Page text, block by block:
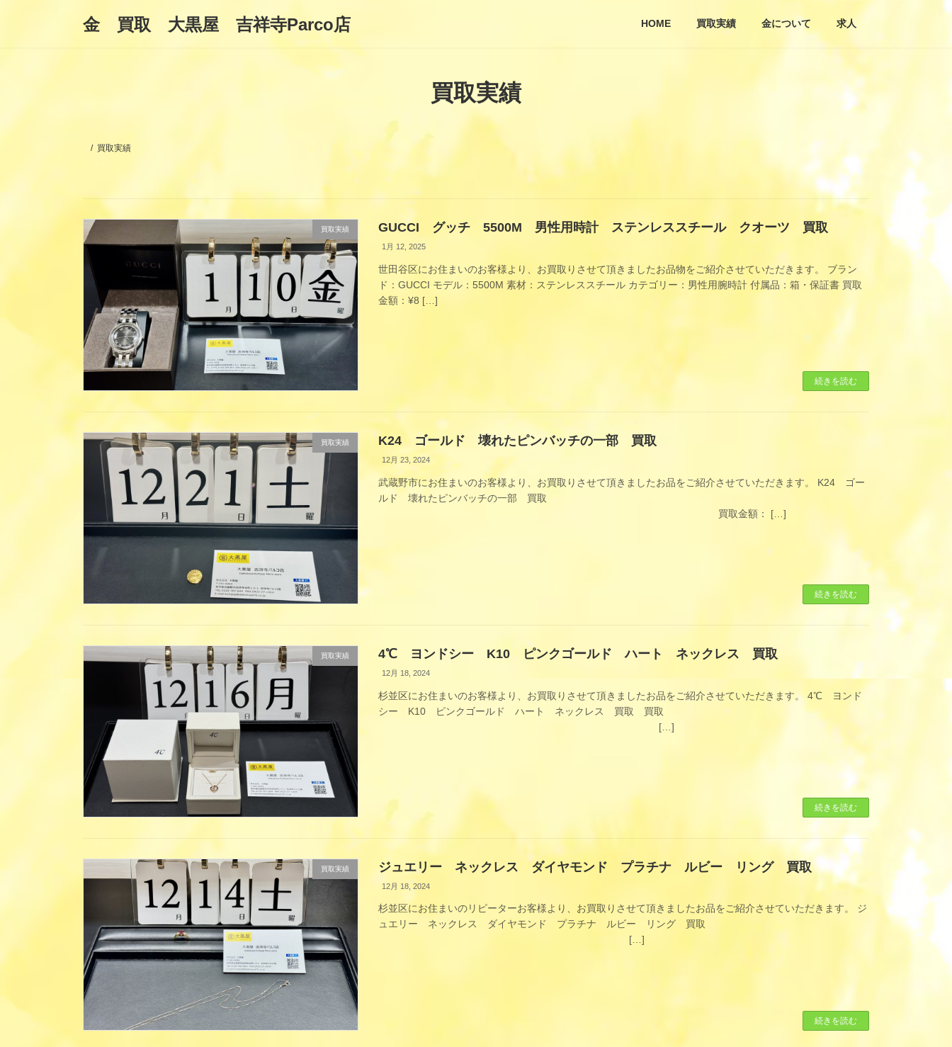
金 買取 大黒屋 吉祥寺Parco店 HOME 買取実績 金について 求人
買取実績
買取実績
買取実績 GUCCI グッチ 5500M 男性用時計 ステンレススチール クオーツ 買取
1月 12, 2025
世田谷区にお住まいのお客様より、お買取りさせて頂きましたお品物をご紹介させていただきます。 ブラン
ド：GUCCI モデル：5500M 素材：ステンレススチール カテゴリー：男性用腕時計 付属品：箱・保証書 買取
金額：¥8 […]
続きを読む
買取実績 K24 ゴールド 壊れたピンバッチの一部 買取
12月 23, 2024
武蔵野市にお住まいのお客様より、お買取りさせて頂きましたお品をご紹介させていただきます。 K24 ゴー
ルド 壊れたピンバッチの一部 買取
買取金額： […]
続きを読む
買取実績 4℃ ヨンドシー K10 ピンクゴールド ハート ネックレス 買取
12月 18, 2024
杉並区にお住まいのお客様より、お買取りさせて頂きましたお品をご紹介させていただきます。 4℃ ヨンド
シー K10 ピンクゴールド ハート ネックレス 買取 買取
[…]
続きを読む
買取実績 ジュエリー ネックレス ダイヤモンド プラチナ ルビー リング 買取
12月 18, 2024
杉並区にお住まいのリピーターお客様より、お買取りさせて頂きましたお品をご紹介させていただきます。 ジ
ュエリー ネックレス ダイヤモンド プラチナ ルビー リング 買取
[…]
続きを読む